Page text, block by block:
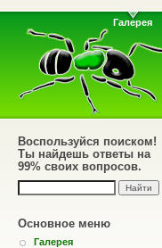
Галерея
Воспользуйся поиском!
Ты найдешь ответы на
99% своих вопросов.
Основное меню
Галерея